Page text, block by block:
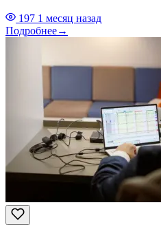
197 1 месяц назад
Подробнее→